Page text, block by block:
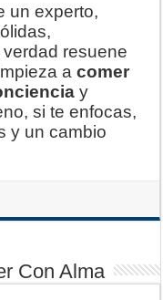
un experto,
resuene
acomer
y
si te enfocas,
y un cambio
Con Alma